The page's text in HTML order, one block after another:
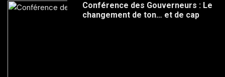
Conférence des Gouverneurs : Le
changement de ton… et de cap